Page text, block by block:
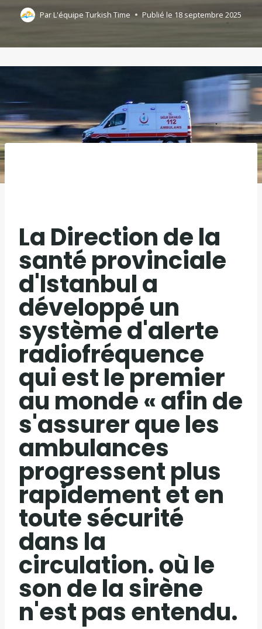
ParL'équipe Turkish Time Publié le 18 septembre 2025
La Direction de la
santé provinciale
d'Istanbul a
développé un
système d'alerte
radiofréquence
qui est le premier
au monde « afin de
s'assurer que les
ambulances
progressent plus
rapidement et en
toute sécurité
dans la
circulation. où le
son de la sirène
n'est pas entendu.